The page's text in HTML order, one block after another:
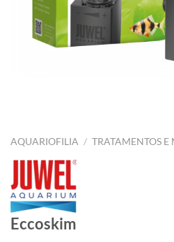
AQUARIOFILIA / TRATAMENTOS
Eccoskim